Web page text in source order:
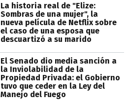
La historia real de "Elize:
Sombras de una mujer", la
nueva película de Netflix sobre
el caso de una esposa que
descuartizó a su marido
El Senado dio media sanción a
la Inviolabilidad de la
Propiedad Privada: el Gobierno
tuvo que ceder en la Ley del
Manejo del Fuego